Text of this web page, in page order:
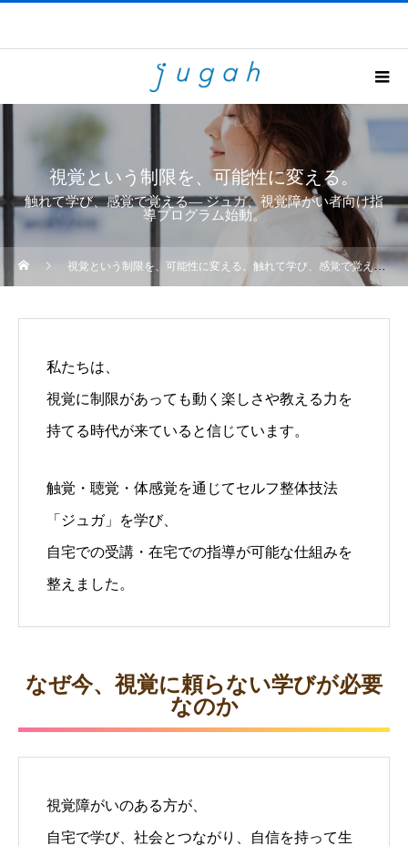
視覚という制限を、可能性に変える。
触れて学び、感覚で覚える― ジュガ、視覚障がい者向け指
導プログラム始動。
視覚という制限を、可能性に変える。触れて学び、感覚で覚える― ジュガ、視覚障がい者向け指導プログラム始動。
私たちは、
視覚に制限があっても動く楽しさや教える力を
持てる時代が来ていると信じています。
触覚・聴覚・体感覚を通じてセルフ整体技法
「ジュガ」を学び、
自宅での受講・在宅での指導が可能な仕組みを
整えました。
なぜ今、視覚に頼らない学びが必要
なのか
視覚障がいのある方が、
自宅で学び、社会とつながり、自信を持って生